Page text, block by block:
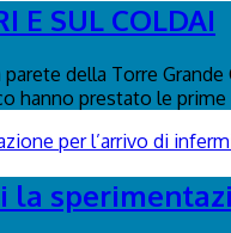
E SUL COLDAI
parete della Torre
hanno prestato le
la